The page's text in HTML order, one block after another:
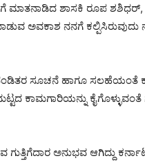
ಮಾತನಾಡಿದ ಶಾಸಕಿ ರೂಪ
ಅವಕಾಶ ನನಗೆ ಕಲ್ಪಿಸಿರುವುದು
ಸೂಚನೆ ಹಾಗೂ ಸಲಹೆಯಂತೆ
ಕಾಮಗಾರಿಯನ್ನು
ಗುತ್ತಿಗೆದಾರ ಅನುಭವ ಆಗಿದ್ದು